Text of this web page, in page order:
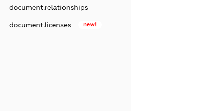
document.relationships
document.licenses new!